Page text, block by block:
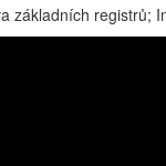
základních registrů;